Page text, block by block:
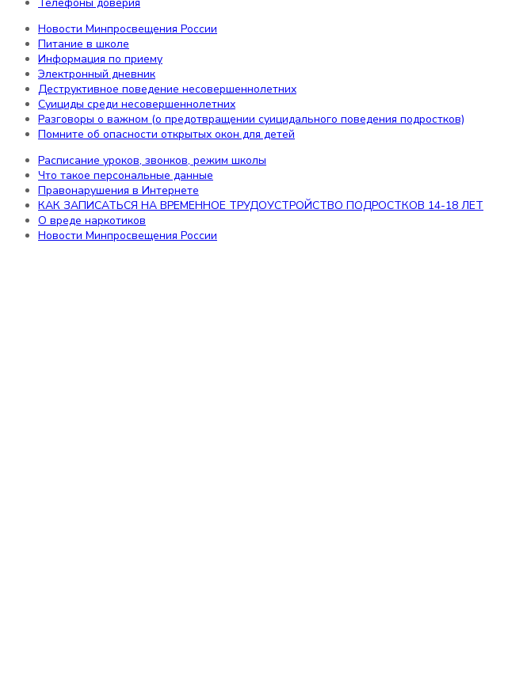
Питание в школе
Информация по приему
Электронный дневник
Деструктивное поведение несовершеннолетних
Суициды среди несовершеннолетних
Разговоры о важном (о предотвращении суицидального поведения подростков)
Помните об опасности открытых окон для детей
Обучающимся
Расписание уроков, звонков, режим школы
Что такое персональные данные
Правонарушения в Интернете
КАК ЗАПИСАТЬСЯ НА ВРЕМЕННОЕ ТРУДОУСТРОЙСТВО ПОДРОСТКОВ 14-18 ЛЕТ
О вреде наркотиков
в игровой форме ребята показывают, что
И все они по-настоящему страдают от поведения
вечная лень — авторы спектакля
Новости Минпросвещения России
Питание в школе
Информация по приему
Электронный дневник
Деструктивное поведение несовершеннолетних
Суициды среди несовершеннолетних
Разговоры о важном (о предотвращении суицидального поведения подростков)
Помните об опасности открытых окон для детей
Расписание уроков, звонков, режим школы
Что такое персональные данные
Правонарушения в Интернете
КАК ЗАПИСАТЬСЯ НА ВРЕМЕННОЕ ТРУДОУСТРОЙСТВО ПОДРОСТКОВ 14-18 ЛЕТ
О вреде наркотиков
Новости Минпросвещения России